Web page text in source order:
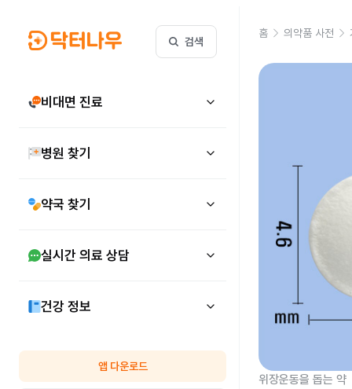
검색
비대면 진료
병원 찾기
약국 찾기
실시간 의료 상담
건강 정보
앱 다운로드
홈 의약품 사전
위장운동을 돕는 약